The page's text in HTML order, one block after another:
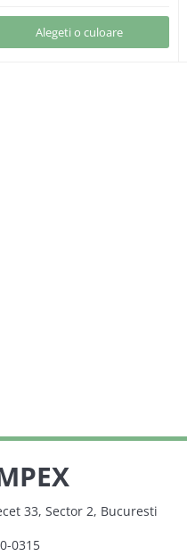
Alegeti o culoare
33, Sector 2, Bucuresti
0315